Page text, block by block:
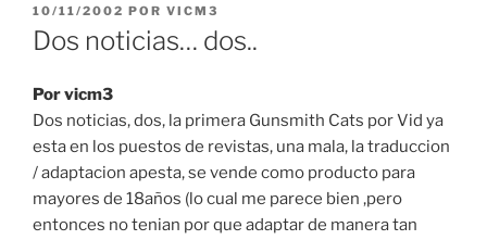
PUBLICADO
EL
10/11/2002 POR VICM3
Dos noticias… dos..
Por vicm3
Dos noticias, dos, la primera Gunsmith Cats por Vid ya
esta en los puestos de revistas, una mala, la traduccion
/ adaptacion apesta, se vende como producto para
mayores de 18años (lo cual me parece bien ,pero
entonces no tenian por que adaptar de manera tan